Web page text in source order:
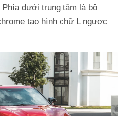
Phía dưới trung tâm là bộ
tạo hình chữ L ngược